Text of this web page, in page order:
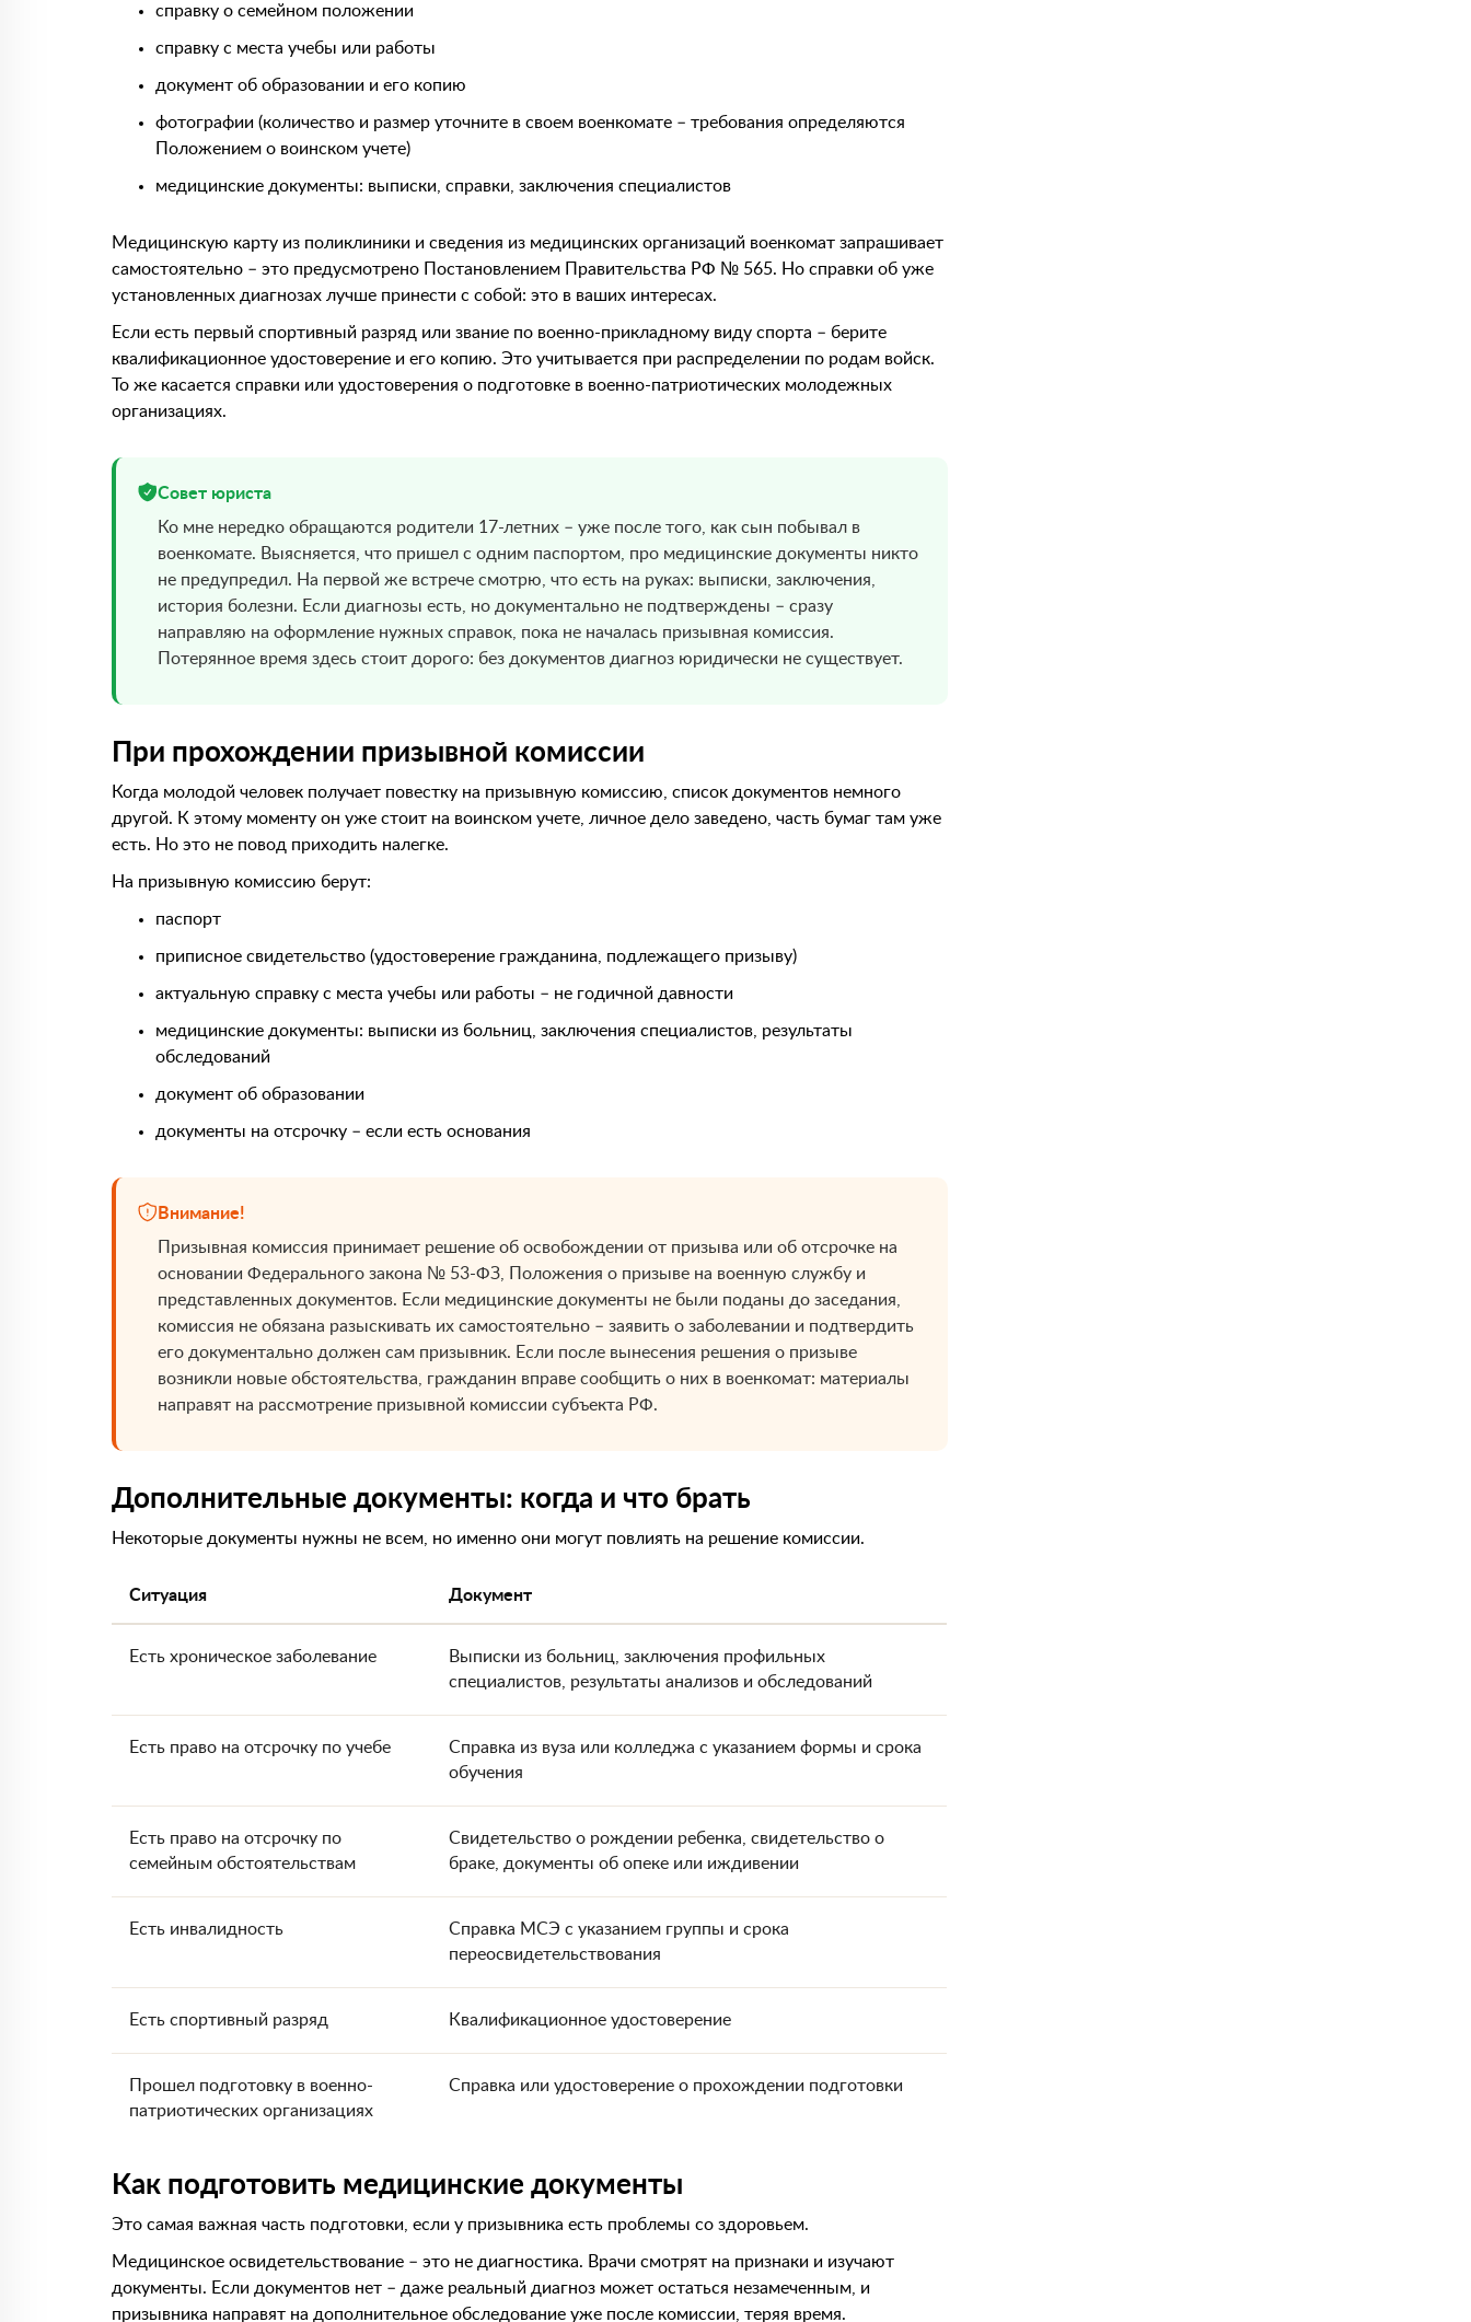
справку о семейном положении
справку с места учебы или работы
документ об образовании и его копию
фотографии (количество и размер уточните в своем военкомате – требования определяются
Положением о воинском учете)
медицинские документы: выписки, справки, заключения специалистов
Медицинскую карту из поликлиники и сведения из медицинских организаций военкомат запрашивает
самостоятельно – это предусмотрено Постановлением Правительства РФ № 565. Но справки об уже
установленных диагнозах лучше принести с собой: это в ваших интересах.
Если есть первый спортивный разряд или звание по военно-прикладному виду спорта – берите
квалификационное удостоверение и его копию. Это учитывается при распределении по родам войск.
То же касается справки или удостоверения о подготовке в военно-патриотических молодежных
организациях.
Совет юриста
Ко мне нередко обращаются родители 17-летних – уже после того, как сын побывал в
военкомате. Выясняется, что пришел с одним паспортом, про медицинские документы никто
не предупредил. На первой же встрече смотрю, что есть на руках: выписки, заключения,
история болезни. Если диагнозы есть, но документально не подтверждены – сразу
направляю на оформление нужных справок, пока не началась призывная комиссия.
Потерянное время здесь стоит дорого: без документов диагноз юридически не существует.
При прохождении призывной комиссии
Когда молодой человек получает повестку на призывную комиссию, список документов немного
другой. К этому моменту он уже стоит на воинском учете, личное дело заведено, часть бумаг там уже
есть. Но это не повод приходить налегке.
На призывную комиссию берут:
паспорт
приписное свидетельство (удостоверение гражданина, подлежащего призыву)
актуальную справку с места учебы или работы – не годичной давности
медицинские документы: выписки из больниц, заключения специалистов, результаты
обследований
документ об образовании
документы на отсрочку – если есть основания
Внимание!
Призывная комиссия принимает решение об освобождении от призыва или об отсрочке на
основании Федерального закона № 53-ФЗ, Положения о призыве на военную службу и
представленных документов. Если медицинские документы не были поданы до заседания,
комиссия не обязана разыскивать их самостоятельно – заявить о заболевании и подтвердить
его документально должен сам призывник. Если после вынесения решения о призыве
возникли новые обстоятельства, гражданин вправе сообщить о них в военкомат: материалы
направят на рассмотрение призывной комиссии субъекта РФ.
Дополнительные документы: когда и что брать
Некоторые документы нужны не всем, но именно они могут повлиять на решение комиссии.
Ситуация Документ
Есть хроническое заболевание
Выписки из больниц, заключения профильных
специалистов, результаты анализов и обследований
Есть право на отсрочку по учебе
Справка из вуза или колледжа с указанием формы и срока
обучения
Есть право на отсрочку по
семейным обстоятельствам
Свидетельство о рождении ребенка, свидетельство о
браке, документы об опеке или иждивении
Есть инвалидность
Справка МСЭ с указанием группы и срока
переосвидетельствования
Есть спортивный разряд Квалификационное удостоверение
Прошел подготовку в военно-
патриотических организациях
Справка или удостоверение о прохождении подготовки
Как подготовить медицинские документы
Это самая важная часть подготовки, если у призывника есть проблемы со здоровьем.
Медицинское освидетельствование – это не диагностика. Врачи смотрят на признаки и изучают
документы. Если документов нет – даже реальный диагноз может остаться незамеченным, и
призывника направят на дополнительное обследование уже после комиссии, теряя время.